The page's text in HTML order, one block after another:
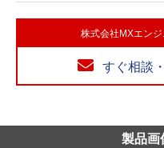
株式会社MXエン
すぐ相談
製品画